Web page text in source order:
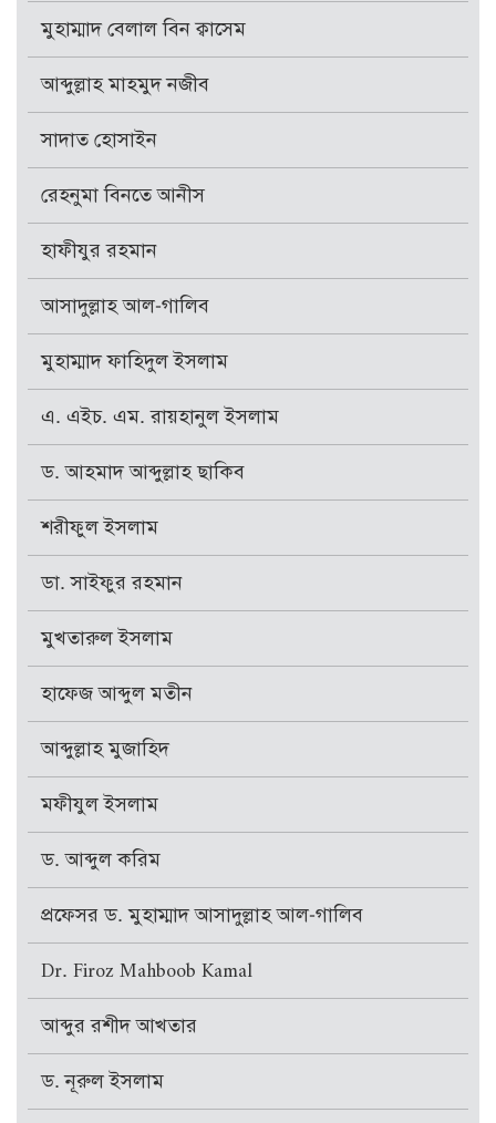
মুহাম্মাদ বেলাল বিন ক্বাসেম
আব্দুল্লাহ মাহমুদ নজীব
সাদাত হোসাইন
রেহনুমা বিনতে আনীস
হাফীযুর রহমান
আসাদুল্লাহ আল-গালিব
মুহাম্মাদ ফাহিদুল ইসলাম
এ. এইচ. এম. রায়হানুল ইসলাম
ড. আহমাদ আব্দুল্লাহ ছাকিব
শরীফুল ইসলাম
ডা. সাইফুর রহমান
মুখতারুল ইসলাম
হাফেজ আব্দুল মতীন
আব্দুল্লাহ মুজাহিদ
মফীযুল ইসলাম
ড. আব্দুল করিম
প্রফেসর ড. মুহাম্মাদ আসাদুল্লাহ আল-গালিব
Dr. Firoz Mahboob Kamal
আব্দুর রশীদ আখতার
ড. নূরুল ইসলাম